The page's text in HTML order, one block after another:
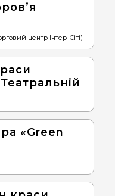
центр Інтер-Сіті)
«Green